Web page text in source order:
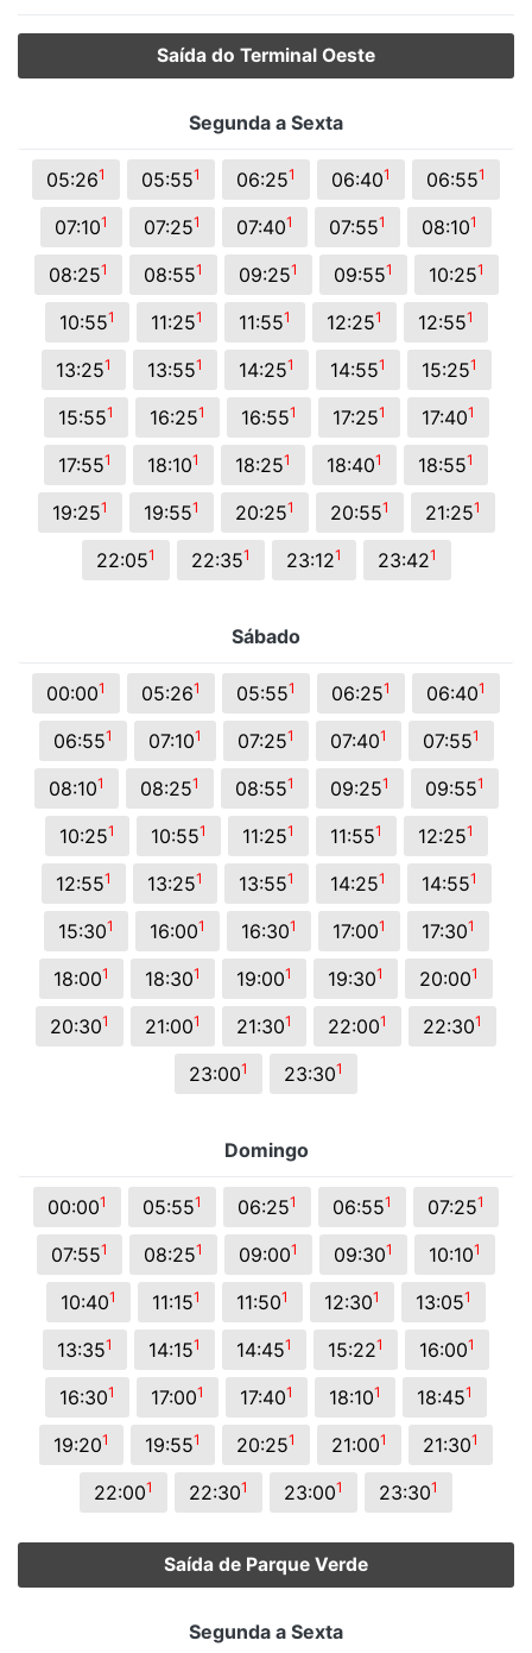
Saída do Terminal Oeste
Segunda a Sexta
05:261 05:551 06:251 06:401 06:551
07:101 07:251 07:401 07:551 08:101
08:251 08:551 09:251 09:551 10:251
10:551 11:251 11:551 12:251 12:551
13:251 13:551 14:251 14:551 15:251
15:551 16:251 16:551 17:251 17:401
17:551 18:101 18:251 18:401 18:551
19:251 19:551 20:251 20:551 21:251
22:051 22:351 23:121 23:421
Sábado
00:001 05:261 05:551 06:251 06:401
06:551 07:101 07:251 07:401 07:551
08:101 08:251 08:551 09:251 09:551
10:251 10:551 11:251 11:551 12:251
12:551 13:251 13:551 14:251 14:551
15:301 16:001 16:301 17:001 17:301
18:001 18:301 19:001 19:301 20:001
20:301 21:001 21:301 22:001 22:301
23:001 23:301
Domingo
00:001 05:551 06:251 06:551 07:251
07:551 08:251 09:001 09:301 10:101
10:401 11:151 11:501 12:301 13:051
13:351 14:151 14:451 15:221 16:001
16:301 17:001 17:401 18:101 18:451
19:201 19:551 20:251 21:001 21:301
22:001 22:301 23:001 23:301
Saída de Parque Verde
Segunda a Sexta